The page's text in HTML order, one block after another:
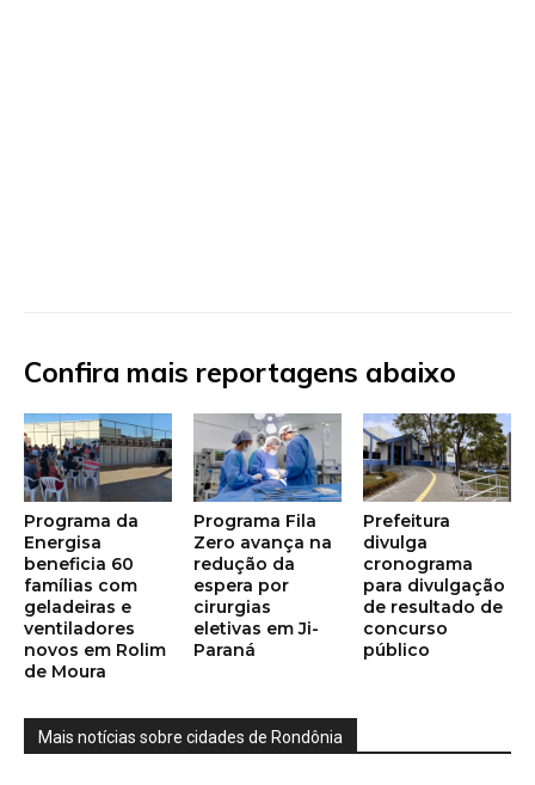
Confira mais reportagens abaixo
Programa da
Energisa
beneficia 60
famílias com
geladeiras e
ventiladores
novos em Rolim
de Moura
Programa Fila
Zero avança na
redução da
espera por
cirurgias
eletivas em Ji-
Paraná
Prefeitura
divulga
cronograma
para divulgação
de resultado de
concurso
público
Mais notícias sobre cidades de Rondônia